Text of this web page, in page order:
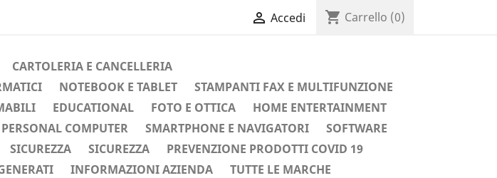
 Accedi shopping_cart Carrello (0)
CARTOLERIA E CANCELLERIA
NOTEBOOK E TABLET
STAMPANTI FAX E MULTIFUNZIONE
EDUCATIONAL FOTO E OTTICA
HOME ENTERTAINMENT
PERSONAL COMPUTER SMARTPHONE E NAVIGATORI
SOFTWARE
SICUREZZA SICUREZZA
PREVENZIONE PRODOTTI COVID 19
INFORMAZIONI AZIENDA TUTTE LE MARCHE